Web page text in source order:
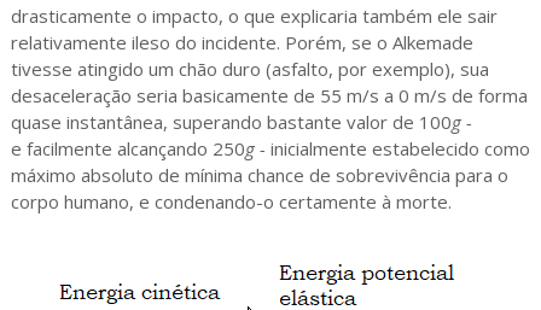
drasticamente o impacto, o que explicaria também ele sair
relativamente ileso do incidente. Porém, se o Alkemade
tivesse atingido um chão duro (asfalto, por exemplo), sua
desaceleração seria basicamente de 55 m/s a 0 m/s de forma
quase instantânea, superando bastante valor de 100g -
e facilmente alcançando 250g - inicialmente estabelecido como
máximo absoluto de mínima chance de sobrevivência para o
corpo humano, e condenando-o certamente à morte.